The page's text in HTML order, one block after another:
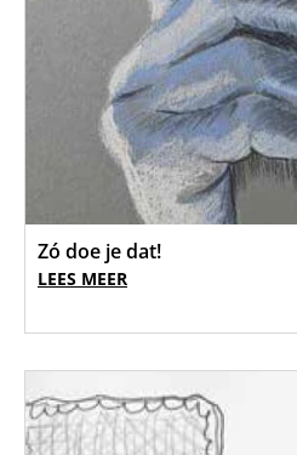
Zó doe je dat!
LEES MEER